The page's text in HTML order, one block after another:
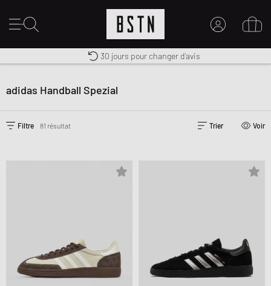
MON COMPTE
CRÉER UN COMPTE
Premium Sportswear
30 jours pour changer d’avis
adidas Handball Spezial
Filtre 81 résultat Trier Voir